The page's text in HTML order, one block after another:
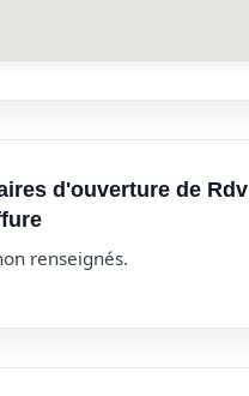
d'ouverture de Rdv
renseignés.